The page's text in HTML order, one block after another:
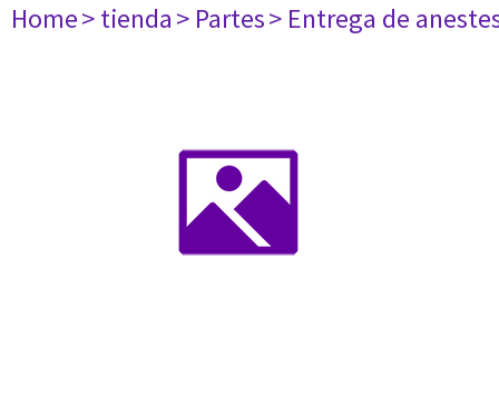
Home> tienda> Partes> Entrega de